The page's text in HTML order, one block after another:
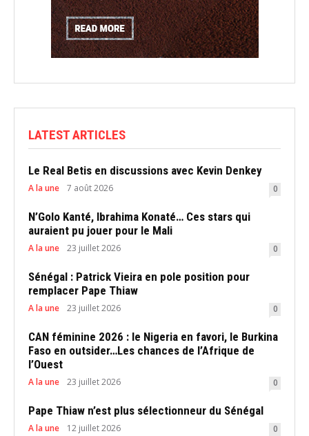
LATEST ARTICLES
Le Real Betis en discussions avec Kevin Denkey
A la une 7 août 2026 0
N’Golo Kanté, Ibrahima Konaté… Ces stars qui
auraient pu jouer pour le Mali
A la une 23 juillet 2026 0
Sénégal : Patrick Vieira en pole position pour
remplacer Pape Thiaw
A la une 23 juillet 2026 0
CAN féminine 2026 : le Nigeria en favori, le Burkina
Faso en outsider…Les chances de l’Afrique de
l’Ouest
A la une 23 juillet 2026 0
Pape Thiaw n’est plus sélectionneur du Sénégal
A la une 12 juillet 2026 0